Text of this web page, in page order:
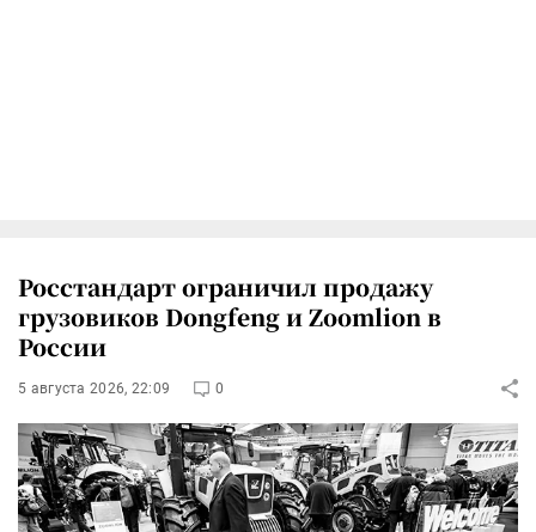
Росстандарт ограничил продажу
грузовиков Dongfeng и Zoomlion в
России
5 августа 2026, 22:09 0